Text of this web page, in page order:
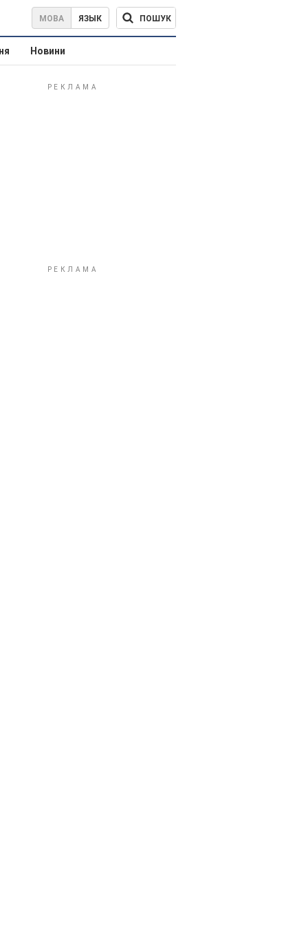
МОВА ЯЗЫК ПОШУК
Новини